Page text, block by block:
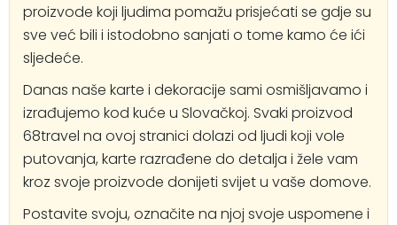
proizvode koji ljudima pomažu prisjećati se gdje su
sve već bili i istodobno sanjati o tome kamo će ići
sljedeće.
Danas naše karte i dekoracije sami osmišljavamo i
izrađujemo kod kuće u Slovačkoj. Svaki proizvod
68travel na ovoj stranici dolazi od ljudi koji vole
putovanja, karte razrađene do detalja i žele vam
kroz svoje proizvode donijeti svijet u vaše domove.
Postavite svoju, označite na njoj svoje uspomene i